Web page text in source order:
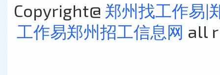
Copyright@ 郑州找工作易|
工作易郑州招工信息网 all